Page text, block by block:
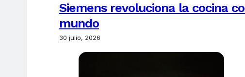
Siemens revoluciona la cocina
mundo
30 julio, 2026